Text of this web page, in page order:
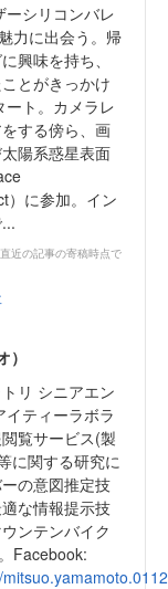
ーシリコンバレ
力に出会う。帰
興味を持ち、
とがきっかけ
ート。カメラレ
する傍ら、画
陽系惑星表面
）に参加。イン
近の記事の寄稿時点で
リ シニアエン
ティーラボラ
覧サービス(製
に関する研究に
の意図推定技
な情報提示技
ンテンバイク
Facebook: